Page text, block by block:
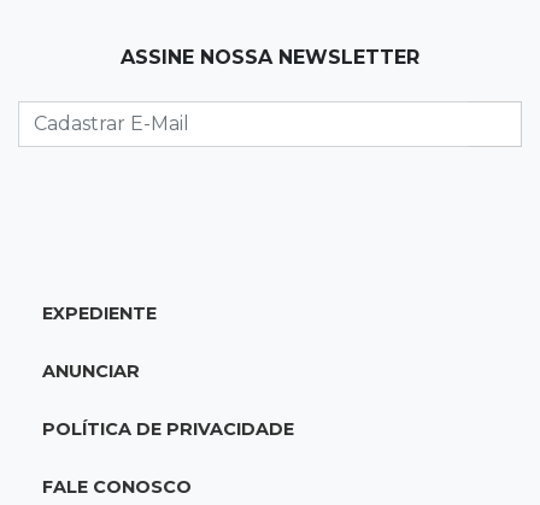
Na Vila Belmiro
lugar no Brasileirão
18:33Em 2022
adolescente atropelada no Amazonas
18:15 Nubank Parque
Palmeiras e Inter ficam no 0 a 0 pela 22ª
ASSINE NOSSA NEWSLETTER
EXPEDIENTE
ANUNCIAR
POLÍTICA DE PRIVACIDADE
FALE CONOSCO